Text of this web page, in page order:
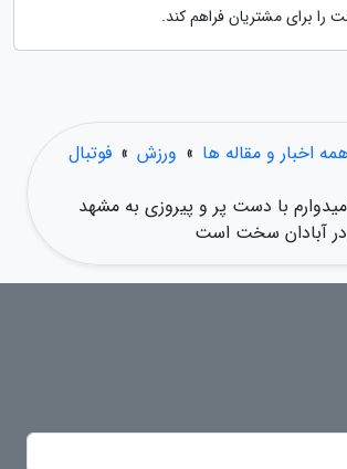
را برای مشتریان فراهم کند.
همه اخبار و مقاله ها » ورزش » فوتبال
با دست پر و پیروزی به مشهد
در آبادان سخت است